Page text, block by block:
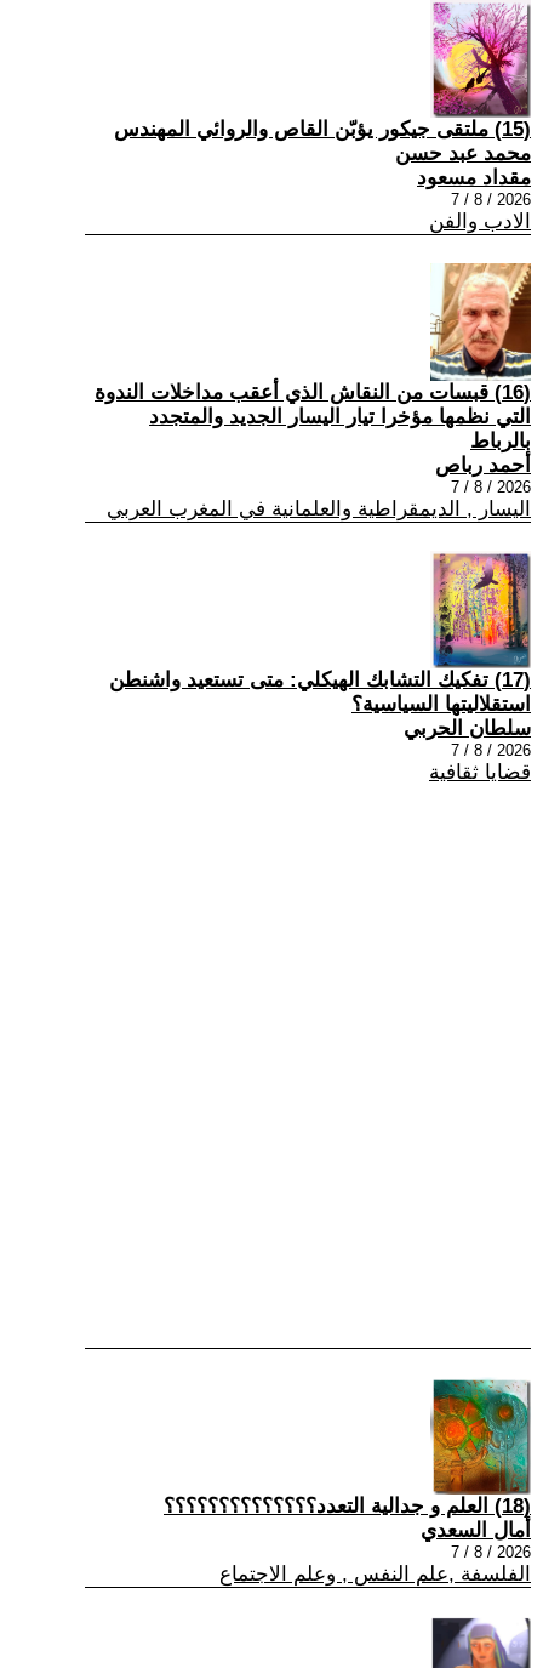
(15) ملتقى جيكور يؤبّن القاص والروائي المهندس
محمد عبد حسن
مقداد مسعود
2026 / 8 / 7
الادب والفن
(16) قبسات من النقاش الذي أعقب مداخلات الندوة
التي نظمها مؤخرا تيار اليسار الجديد والمتجدد
بالرباط
أحمد رباص
2026 / 8 / 7
اليسار , الديمقراطية والعلمانية في المغرب العربي
(17) تفكيك التشابك الهيكلي: متى تستعيد واشنطن
استقلاليتها السياسية؟
سلطان الحربي
2026 / 8 / 7
قضايا ثقافية
(18) العلم و جدالية التعدد؟؟؟؟؟؟؟؟؟؟؟؟؟؟
أمال السعدي
2026 / 8 / 7
الفلسفة ,علم النفس , وعلم الاجتماع